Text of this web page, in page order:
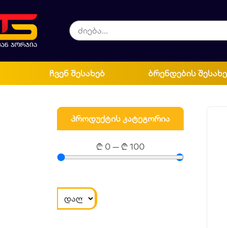
ჩვენ შესახებ ბრენდების
პროდუქტის კატეგორია
₾ 0 — ₾ 100